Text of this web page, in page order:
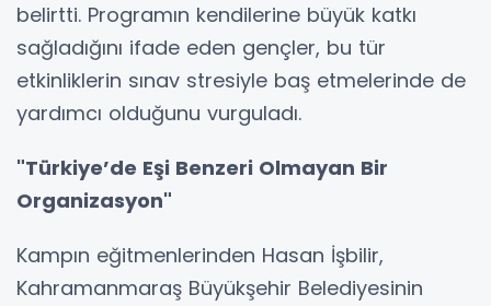
belirtti. Programın kendilerine büyük katkı
sağladığını ifade eden gençler, bu tür
etkinliklerin sınav stresiyle baş etmelerinde de
yardımcı olduğunu vurguladı.
"Türkiye’de Eşi Benzeri Olmayan Bir
Organizasyon"
Kampın eğitmenlerinden Hasan İşbilir,
Kahramanmaraş Büyükşehir Belediyesinin